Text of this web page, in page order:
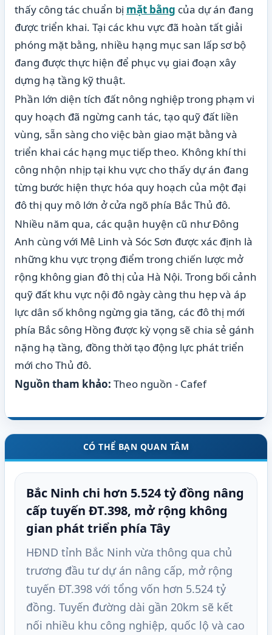
thấy công tác chuẩn bị mặt bằng của dự án đang
được triển khai. Tại các khu vực đã hoàn tất giải
phóng mặt bằng, nhiều hạng mục san lấp sơ bộ
đang được thực hiện để phục vụ giai đoạn xây
dựng hạ tầng kỹ thuật.
Phần lớn diện tích đất nông nghiệp trong phạm vi
quy hoạch đã ngừng canh tác, tạo quỹ đất liền
vùng, sẵn sàng cho việc bàn giao mặt bằng và
triển khai các hạng mục tiếp theo. Không khí thi
công nhộn nhịp tại khu vực cho thấy dự án đang
từng bước hiện thực hóa quy hoạch của một đại
đô thị quy mô lớn ở cửa ngõ phía Bắc Thủ đô.
Nhiều năm qua, các quận huyện cũ như Đông
Anh cùng với Mê Linh và Sóc Sơn được xác định là
những khu vực trọng điểm trong chiến lược mở
rộng không gian đô thị của Hà Nội. Trong bối cảnh
quỹ đất khu vực nội đô ngày càng thu hẹp và áp
lực dân số không ngừng gia tăng, các đô thị mới
phía Bắc sông Hồng được kỳ vọng sẽ chia sẻ gánh
nặng hạ tầng, đồng thời tạo động lực phát triển
mới cho Thủ đô.
Nguồn tham khảo: Theo nguồn - Cafef
CÓ THỂ BẠN QUAN TÂM
Bắc Ninh chi hơn 5.524 tỷ đồng nâng
cấp tuyến ĐT.398, mở rộng không
gian phát triển phía Tây
HĐND tỉnh Bắc Ninh vừa thông qua chủ
trương đầu tư dự án nâng cấp, mở rộng
tuyến ĐT.398 với tổng vốn hơn 5.524 tỷ
đồng. Tuyến đường dài gần 20km sẽ kết
nối nhiều khu công nghiệp, quốc lộ và cao